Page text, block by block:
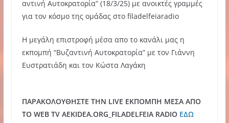
αντινή Αυτοκρατορία” (18/3/25) με ανοικτές γραμμές
για τον κόσμο της ομάδας στο filadelfeiaradio
Η μεγάλη επιστροφή μέσα απο το κανάλι μας η
εκπομπή “Βυζαντινή Αυτοκρατορία” με τον Γιάννη
Ευστρατιάδη και τον Κώστα Λαγάκη
ΠΑΡΑΚΟΛΟΥΘΗΣΤΕ ΤΗΝ LIVE ΕΚΠΟΜΠΗ ΜΕΣΑ ΑΠΟ
ΤΟ WEB TV AEKIDEA.ORG_FILADELFEIA RADIO ΕΔΩ